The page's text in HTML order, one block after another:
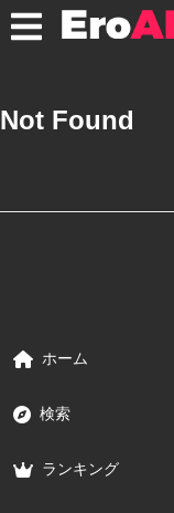
Not Found
ホーム
検索
ランキング